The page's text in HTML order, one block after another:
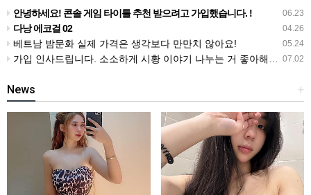
총정리
06.23
안녕하세요! 콘솔 게임 타이틀 추천 받으려고 가입했습니다. !
04.26
다낭 에코걸 02
05.24
베트남 밤문화 실제 가격은 생각보다 만만치 않아요!
07.02
가입 인사드립니다. 소소하게 시황 이야기 나누는 거 좋아해요. !!
+
News